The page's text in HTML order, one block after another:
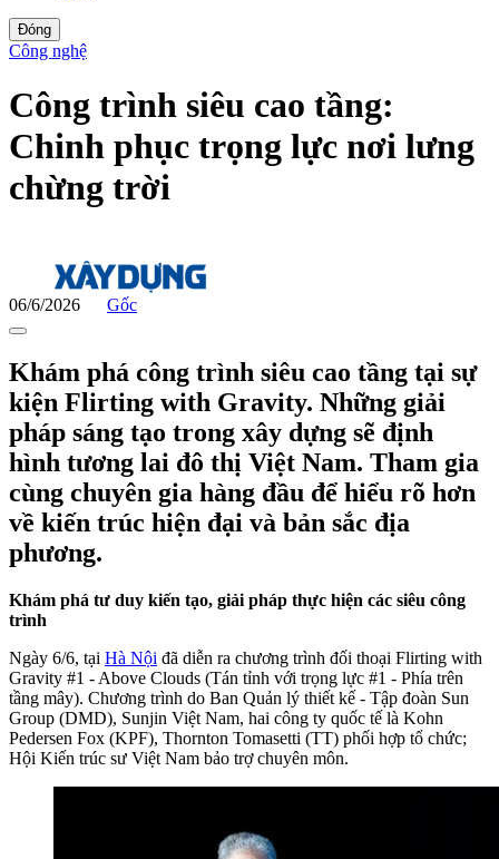
Đóng
Công nghệ
Công trình siêu cao tầng:
Chinh phục trọng lực nơi lưng
chừng trời
06/6/2026 Gốc
Khám phá công trình siêu cao tầng tại sự
kiện Flirting with Gravity. Những giải
pháp sáng tạo trong xây dựng sẽ định
hình tương lai đô thị Việt Nam. Tham gia
cùng chuyên gia hàng đầu để hiểu rõ hơn
về kiến trúc hiện đại và bản sắc địa
phương.
Khám phá tư duy kiến tạo, giải pháp thực hiện các siêu công
trình
Ngày 6/6, tại Hà Nội đã diễn ra chương trình đối thoại Flirting with
Gravity #1 - Above Clouds (Tán tỉnh với trọng lực #1 - Phía trên
tầng mây). Chương trình do Ban Quản lý thiết kế - Tập đoàn Sun
Group (DMD), Sunjin Việt Nam, hai công ty quốc tế là Kohn
Pedersen Fox (KPF), Thornton Tomasetti (TT) phối hợp tổ chức;
Hội Kiến trúc sư Việt Nam bảo trợ chuyên môn.